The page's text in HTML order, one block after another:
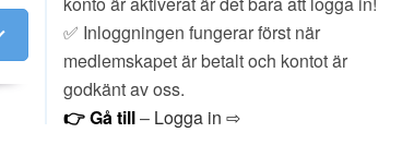
✅ Inloggningen fungerar först när
medlemskapet är betalt och kontot är
godkänt av oss.
👉 Gå till– Logga in ⇨